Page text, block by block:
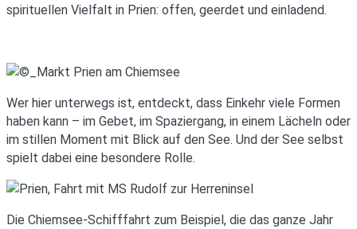
spirituellen Vielfalt in Prien: offen, geerdet und einladend.
Wer hier unterwegs ist, entdeckt, dass Einkehr viele Formen
haben kann – im Gebet, im Spaziergang, in einem Lächeln oder
im stillen Moment mit Blick auf den See. Und der See selbst
spielt dabei eine besondere Rolle.
Die Chiemsee-Schifffahrt zum Beispiel, die das ganze Jahr